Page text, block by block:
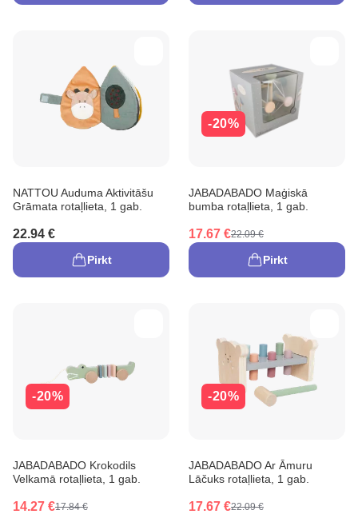
NATTOU Auduma Aktivitāšu
Grāmata rotaļlieta, 1 gab.
22.94 €
Pirkt
-20%
JABADABADO Maģiskā
bumba rotaļlieta, 1 gab.
17.67 €22.09 €
Pirkt
-20%
JABADABADO Krokodils
Velkamā rotaļlieta, 1 gab.
14.27 €17.84 €
-20%
JABADABADO Ar Āmuru
Lāčuks rotaļlieta, 1 gab.
17.67 €22.09 €